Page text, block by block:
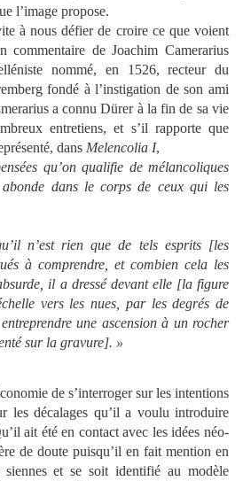
l’image propose.
à nous défier de croire ce que voient
commentaire de Joachim Camerarius
nommé, en 1526, recteur du
fondé à l’instigation de son ami
a connu Dürer à la fin de sa vie
entretiens, et s’il rapporte que
dans Melencolia I,
qu’on qualifie de mélancoliques
dans le corps de ceux qui les
n’est rien que de tels esprits [les
à comprendre, et combien cela les
il a dressé devant elle [la figure
vers les nues, par les degrés de
une ascension à un rocher
sur la gravure]. »
de s’interroger sur les intentions
les décalages qu’il a voulu introduire
ait été en contact avec les idées néo-
de doute puisqu’il en fait mention en
et se soit identifié au modèle